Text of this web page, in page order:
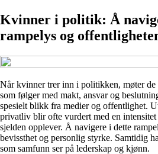
Kvinner i politik: Å
rampelys og
Når kvinner trer inn i politikken, møter
som følger med makt, ansvar og
spesielt blikk fra medier og offentlighet.
privatliv blir ofte vurdert med en
sjelden opplever. Å navigere i dette
bevissthet og personlig styrke. Samtidig
som samfunn ser på lederskap og kjønn.